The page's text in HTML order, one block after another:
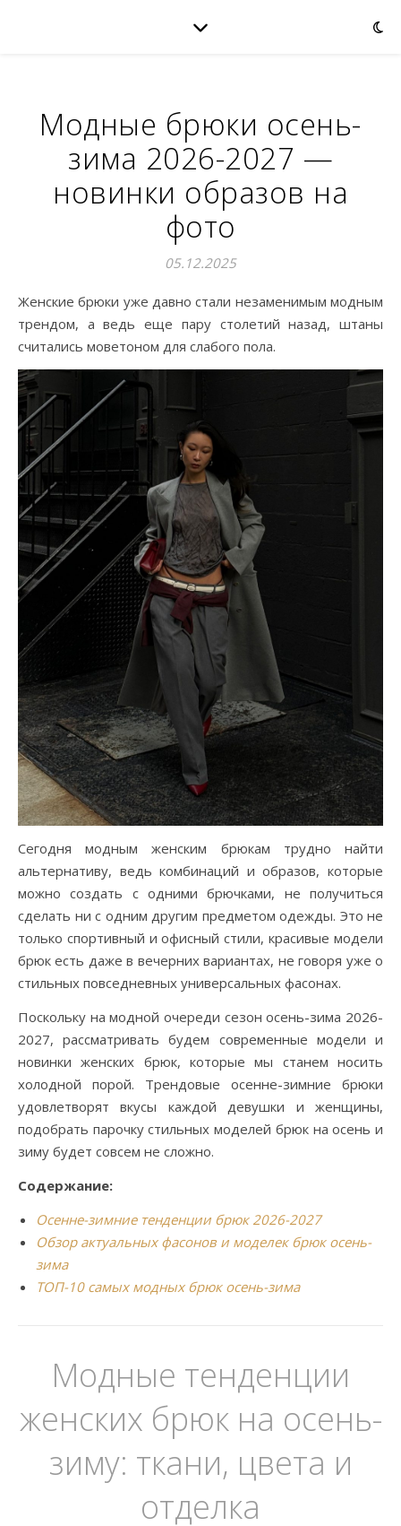
Модные брюки осень-
зима 2026-2027 —
новинки образов на
фото
05.12.2025
Женские брюки уже давно стали незаменимым модным
трендом, а ведь еще пару столетий назад, штаны
считались моветоном для слабого пола.
Сегодня модным женским брюкам трудно найти
альтернативу, ведь комбинаций и образов, которые
можно создать с одними брючками, не получиться
сделать ни с одним другим предметом одежды. Это не
только спортивный и офисный стили, красивые модели
брюк есть даже в вечерних вариантах, не говоря уже о
стильных повседневных универсальных фасонах.
Поскольку на модной очереди сезон осень-зима 2026-
2027, рассматривать будем современные модели и
новинки женских брюк, которые мы станем носить
холодной порой. Трендовые осенне-зимние брюки
удовлетворят вкусы каждой девушки и женщины,
подобрать парочку стильных моделей брюк на осень и
зиму будет совсем не сложно.
Содержание:
Осенне-зимние тенденции брюк 2026-2027
Обзор актуальных фасонов и моделек брюк осень-
зима
ТОП-10 самых модных брюк осень-зима
Модные тенденции
женских брюк на осень-
зиму: ткани, цвета и
отделка